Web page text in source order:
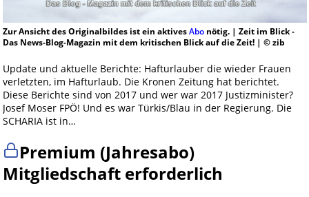
Zur Ansicht des Originalbildes ist ein aktivesAbonötig. | Zeit im Blick -
Das News-Blog-Magazin mit dem kritischen Blick auf die Zeit! | © zib
Update und aktuelle Berichte: Hafturlauber die wieder Frauen
verletzten, im Hafturlaub. Die Kronen Zeitung hat berichtet.
Diese Berichte sind von 2017 und wer war 2017 Justizminister?
Josef Moser FPÖ! Und es war Türkis/Blau in der Regierung. Die
SCHARIA ist in…
Premium (Jahresabo)
Mitgliedschaft erforderlich